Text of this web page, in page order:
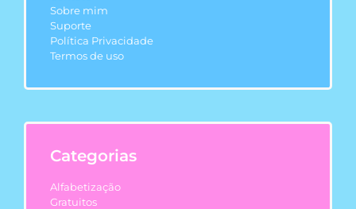
Sobre mim
Suporte
Política Privacidade
Termos de uso
Categorias
Alfabetização
Gratuitos